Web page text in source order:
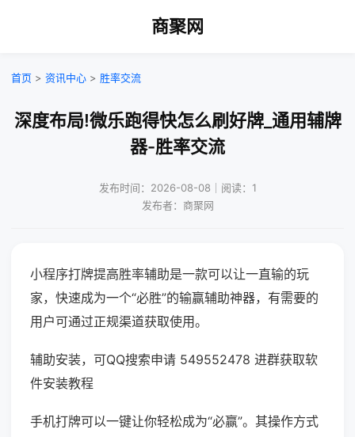
商聚网
首页 > 资讯中心 > 胜率交流
深度布局!微乐跑得快怎么刷好牌_通用辅牌
器-胜率交流
发布时间：2026-08-08｜阅读：1
发布者：商聚网
小程序打牌提高胜率辅助是一款可以让一直输的玩
家，快速成为一个“必胜”的输赢辅助神器，有需要的
用户可通过正规渠道获取使用。
辅助安装，可QQ搜索申请 549552478 进群获取软
件安装教程
手机打牌可以一键让你轻松成为“必赢”。其操作方式